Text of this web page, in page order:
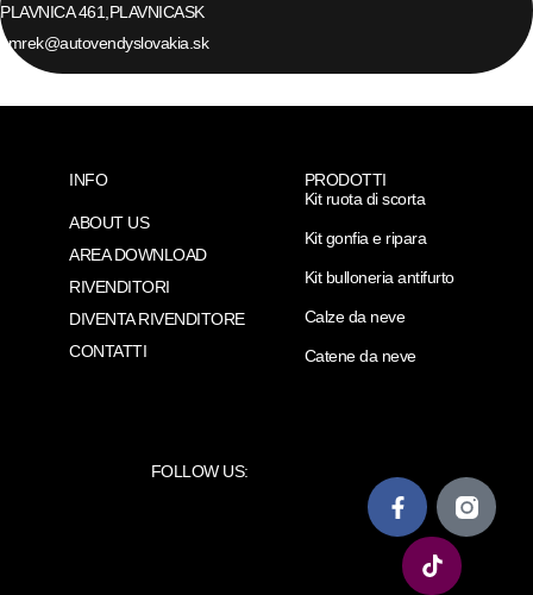
PLAVNICA 461, PLAVNICASK
smrek@autovendyslovakia.sk
INFO
ABOUT US
AREA DOWNLOAD
RIVENDITORI
DIVENTA RIVENDITORE
CONTATTI
PRODOTTI
Kit ruota di scorta
Kit gonfia e ripara
Kit bulloneria antifurto
Calze da neve
Catene da neve
FOLLOW US: